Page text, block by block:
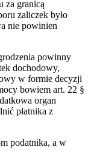
za granicą
zaliczek było
nie powinien
powinny
dochodowy,
w formie decyzji
bowiem art. 22 §
organ
płatnika z
podatnika, a w